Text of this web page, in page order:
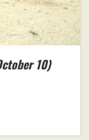
10)